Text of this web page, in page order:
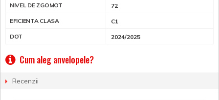
NIVEL DE ZGOMOT 72
EFICIENTA CLASA C1
DOT 2024/2025
Cum aleg anvelopele?
Recenzii